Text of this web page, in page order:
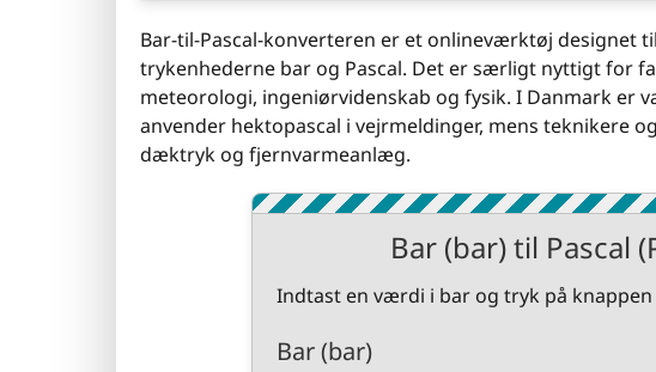
Bar-til-Pascal-konverteren er et onlineværktøj designet
trykenhederne bar og Pascal. Det er særligt nyttigt for
meteorologi, ingeniørvidenskab og fysik. I Danmark
anvender hektopascal i vejrmeldinger, mens teknikere
dæktryk og fjernvarmeanlæg.
Bar (bar) til Pascal
Indtast en værdi i bar og tryk på
Bar (bar)